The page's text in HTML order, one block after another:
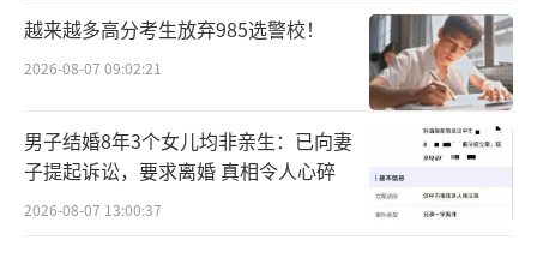
越来越多高分考生放弃985选警校！
2026-08-07 09:02:21
男子结婚8年3个女儿均非亲生：已向妻
子提起诉讼，要求离婚 真相令人心碎
2026-08-07 13:00:37